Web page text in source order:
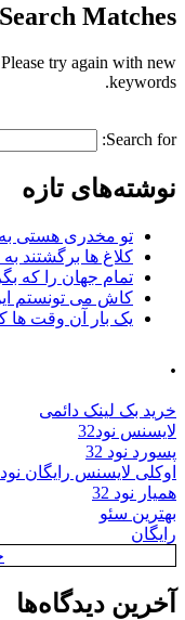
Matches
try again with new
keywords.
Search for:
نوشته‌های تازه
تو مخدری هستی
کلاغ ها برگشتند
تمام جهان را که
کاش می تونستم
یک بار آن وقت ها
.
خرید بک لینک دائمی
لایسنس نود32
پسورد نود 32
اوکلی لایسنس رایگان نود 32
همیار نود 32
بهترین سئو
رایگان
آخرین دیدگاه‌ها